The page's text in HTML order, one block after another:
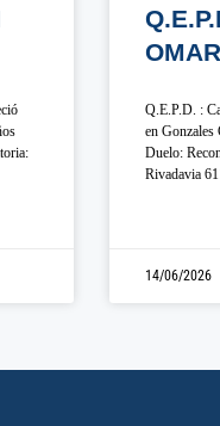
Q.E.P.D. :
en Gonzales
Duelo:
Rivadavia
14/06/2026